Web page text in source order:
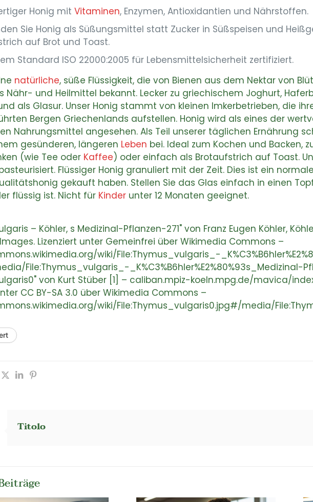
Honig mit Vitaminen, Enzymen, Antioxidantien und Nährstoffen.
Sie Honig als Süßungsmittel statt Zucker in Süßspeisen und
auf Brot und Toast.
Standard ISO 22000:2005 für Lebensmittelsicherheit zertifiziert.
natürliche, süße Flüssigkeit, die von Bienen aus dem Nektar von
Nähr- und Heilmittel bekannt. Lecker zu griechischem Joghurt,
als Glasur. Unser Honig stammt von kleinen Imkerbetrieben, die
Bergen Griechenlands aufstellen. Honig wird als eines der
Nahrungsmittel angesehen. Als Teil unserer täglichen Ernährung
gesünderen, längeren Leben bei. Ideal zum Kochen und Backen,
(wie Tee oder Kaffee) oder einfach als Brotaufstrich auf Toast.
Flüssiger Honig granuliert mit der Zeit. Dies ist ein
gekauft haben. Stellen Sie das Glas einfach in einen
flüssig ist. Nicht für Kinderunter 12 Monaten geeignet.
– Köhler, s Medizinal-Pflanzen-271" von Franz Eugen Köhler,
Lizenziert unter Gemeinfrei über Wikimedia Commons –
wiki/File:Thymus_vulgaris_-
File:Thymus_vulgaris_-_K%C3%B6hler%E2%80%93s_Medizinal-
von Kurt Stüber [1] – caliban.mpiz-koeln.mpg.de/mavica/
CC BY-SA 3.0 über Wikimedia Commons –
wiki/File:Thymus_vulgaris0.jpg#/media/
Titolo